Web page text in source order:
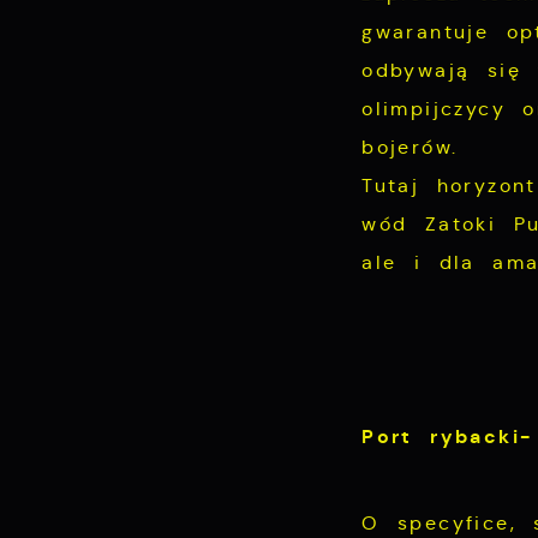
gwarantuje
odbywają się
olimpijczycy
bojerów.
Tutaj
wód Zatoki
ale i dla
Port rybacki-
O specyfice,